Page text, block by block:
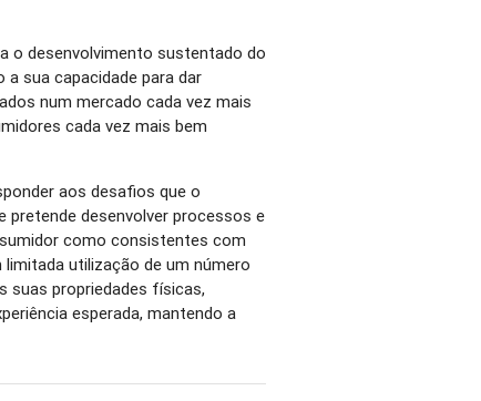
o desenvolvimento sustentado do
sua capacidade para dar
num mercado cada vez mais
cada vez mais bem
aos desafios que o
pretende desenvolver processos e
como consistentes com
utilização de um número
suas propriedades físicas,
esperada, mantendo a